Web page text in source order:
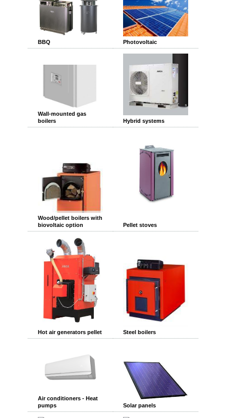
BBQ Photovoltaic
Wall-mounted gas
boilers
Hybrid systems
Wood/pellet boilers with
biovoltaic option
Pellet stoves
Hot air generators pellet Steel boilers
Air conditioners - Heat
pumps
Solar panels